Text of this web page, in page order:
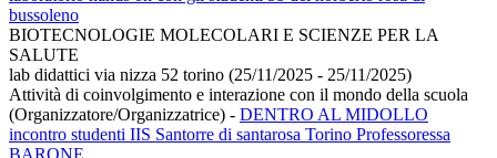
bussoleno
BIOTECNOLOGIE MOLECOLARI E SCIENZE PER LA
SALUTE
lab didattici via nizza 52 torino (25/11/2025 - 25/11/2025)
Attività di coinvolgimento e interazione con il mondo della scuola
(Organizzatore/Organizzatrice) - DENTRO AL MIDOLLO
incontro studenti IIS Santorre di santarosa Torino Professoressa
BARONE